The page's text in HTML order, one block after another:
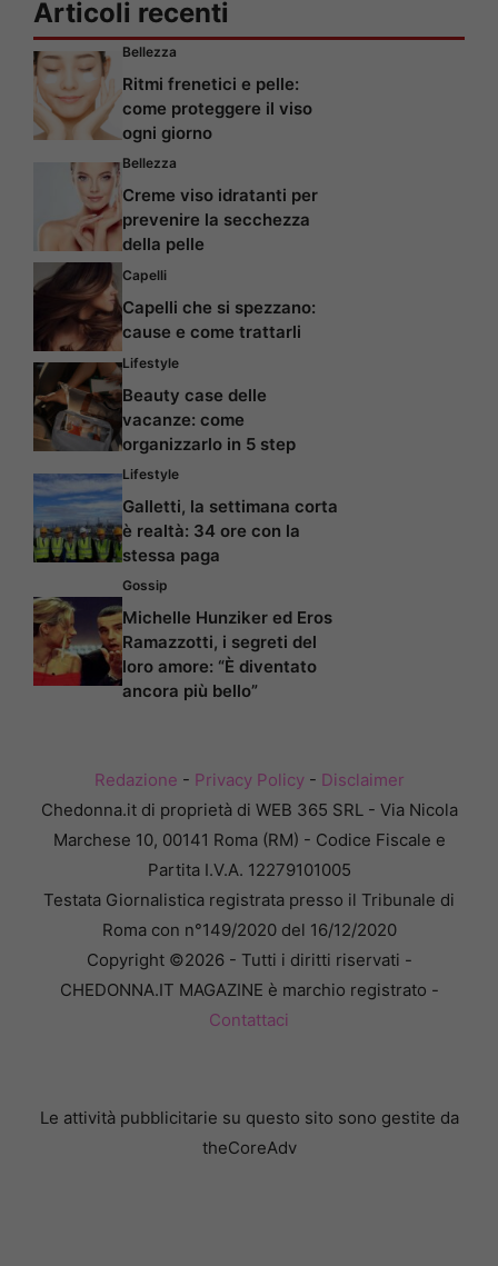
Articoli recenti
Bellezza
Ritmi frenetici e pelle:
come proteggere il viso
ogni giorno
Bellezza
Creme viso idratanti per
prevenire la secchezza
della pelle
Capelli
Capelli che si spezzano:
cause e come trattarli
Lifestyle
Beauty case delle
vacanze: come
organizzarlo in 5 step
Lifestyle
Galletti, la settimana corta
è realtà: 34 ore con la
stessa paga
Gossip
Michelle Hunziker ed Eros
Ramazzotti, i segreti del
loro amore: “È diventato
ancora più bello”
Redazione - Privacy Policy- Disclaimer
Chedonna.it di proprietà di WEB 365 SRL - Via Nicola
Marchese 10, 00141 Roma (RM) - Codice Fiscale e
Partita I.V.A. 12279101005
Testata Giornalistica registrata presso il Tribunale di
Roma con n°149/2020 del 16/12/2020
Copyright ©2026 - Tutti i diritti riservati -
CHEDONNA.IT MAGAZINE è marchio registrato -
Contattaci
Le attività pubblicitarie su questo sito sono gestite da
theCoreAdv